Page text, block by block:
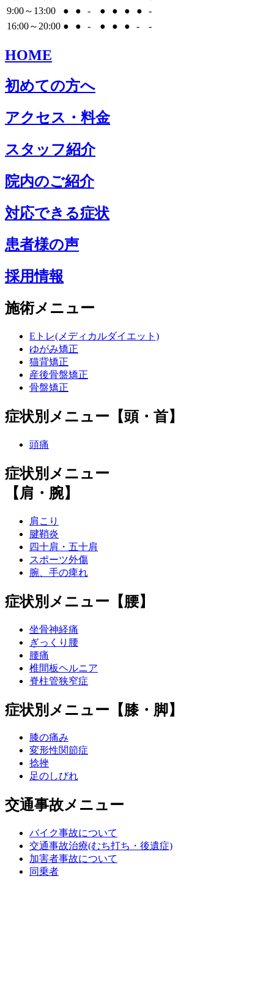
9:00～13:00
● ● - ● ● ● ●
-
16:00～20:00 ● ● - ● ● ● - -
HOME
初めての方へ
アクセス・料金
スタッフ紹介
院内のご紹介
対応できる症状
患者様の声
採用情報
施術メニュー
Eトレ(メディカルダイエット)
ゆがみ矯正
猫背矯正
産後骨盤矯正
骨盤矯正
症状別メニュー【頭・首】
頭痛
症状別メニュー
【肩・腕】
肩こり
腱鞘炎
四十肩・五十肩
スポーツ外傷
腕、手の痺れ
症状別メニュー【腰】
坐骨神経痛
ぎっくり腰
腰痛
椎間板ヘルニア
脊柱管狭窄症
症状別メニュー【膝・脚】
膝の痛み
変形性関節症
捻挫
足のしびれ
交通事故メニュー
バイク事故について
交通事故治療(むち打ち・後遺症)
加害者事故について
同乗者